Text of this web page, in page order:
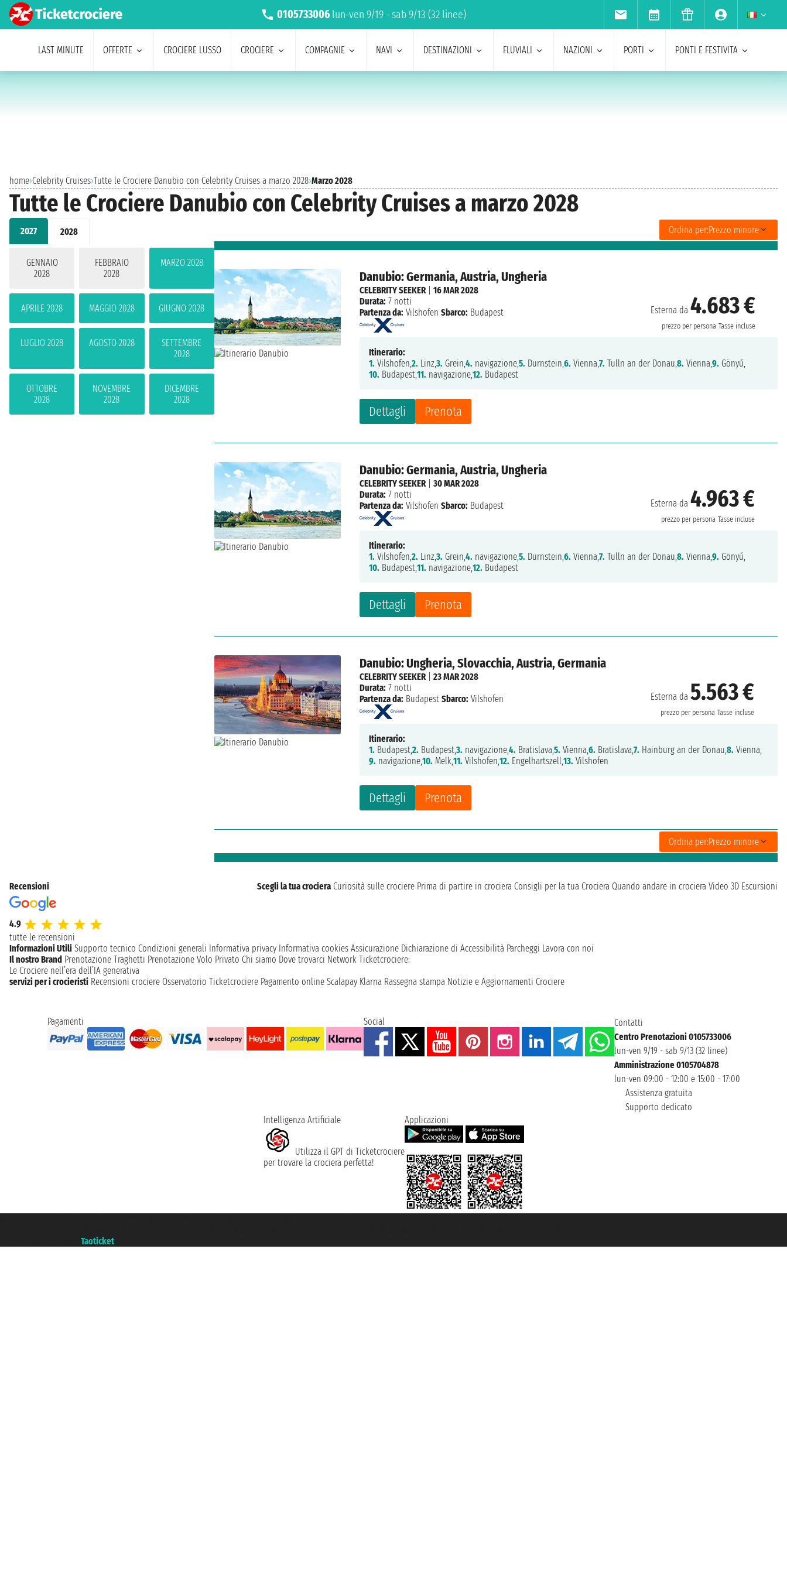
0105733006 lun-ven 9/19 - sab 9/13 (32 linee)
LAST MINUTE OFFERTE CROCIERE LUSSO CROCIERE COMPAGNIE NAVI DESTINAZIONI FLUVIALI NAZIONI PORTI PONTI E FESTIVITA
home›Celebrity Cruises›Tutte le Crociere Danubio con Celebrity Cruises a marzo 2028›Marzo 2028
Tutte le Crociere Danubio con Celebrity Cruises a marzo 2028
2027 2028
GENNAIO
2028
FEBBRAIO
2028
MARZO 2028
APRILE 2028 MAGGIO 2028 GIUGNO 2028
LUGLIO 2028 AGOSTO 2028
SETTEMBRE
2028
OTTOBRE
2028
NOVEMBRE
2028
DICEMBRE
2028
Ordina per:Prezzo minore
Danubio: Germania, Austria, Ungheria
Esterna da4.683 €
prezzo per persona Tasse incluse
Dettagli Prenota
CELEBRITY SEEKER|16 MAR 2028
Durata: 7 notti
Partenza da: Vilshofen Sbarco: Budapest
Itinerario:
1. Vilshofen,2. Linz,3. Grein,4. navigazione,5. Durnstein,6. Vienna,7. Tulln an der Donau,8. Vienna,9. Gönyű,
10. Budapest,11. navigazione,12. Budapest
Danubio: Germania, Austria, Ungheria
Esterna da4.963 €
prezzo per persona Tasse incluse
Dettagli Prenota
CELEBRITY SEEKER|30 MAR 2028
Durata: 7 notti
Partenza da: Vilshofen Sbarco: Budapest
Itinerario:
1. Vilshofen,2. Linz,3. Grein,4. navigazione,5. Durnstein,6. Vienna,7. Tulln an der Donau,8. Vienna,9. Gönyű,
10. Budapest,11. navigazione,12. Budapest
Danubio: Ungheria, Slovacchia, Austria, Germania
Esterna da5.563 €
prezzo per persona Tasse incluse
Dettagli Prenota
CELEBRITY SEEKER|23 MAR 2028
Durata: 7 notti
Partenza da: Budapest Sbarco: Vilshofen
Itinerario:
1. Budapest,2. Budapest,3. navigazione,4. Bratislava,5. Vienna,6. Bratislava,7. Hainburg an der Donau,8. Vienna,
9. navigazione,10. Melk,11. Vilshofen,12. Engelhartszell,13. Vilshofen
Ordina per:Prezzo minore
Recensioni
4.9
tutte le recensioni
Scegli la tua crociera Curiosità sulle crociere Prima di partire in crociera Consigli per la tua Crociera Quando andare in crociera Video 3D Escursioni
Informazioni Utili Supporto tecnico Condizioni generali Informativa privacy Informativa cookies Assicurazione Dichiarazione di Accessibilità Parcheggi Lavora con noi
Il nostro Brand Prenotazione Traghetti Prenotazione Volo Privato Chi siamo Dove trovarci Network Ticketcrociere:
Le Crociere nell’era dell’IA generativa
servizi per i crocieristi Recensioni crociere Osservatorio Ticketcrociere Pagamento online Scalapay Klarna Rassegna stampa Notizie e Aggiornamenti Crociere
Pagamenti Social
Contatti
Centro Prenotazioni 0105733006
lun-ven 9/19 - sab 9/13 (32 linee)
Amministrazione 0105704878
lun-ven 09:00 - 12:00 e 15:00 - 17:00
Assistenza gratuita
Supporto dedicato
Intelligenza Artificiale
Utilizza il GPT di Ticketcrociere
per trovare la crociera perfetta!
Applicazioni
Taoticket